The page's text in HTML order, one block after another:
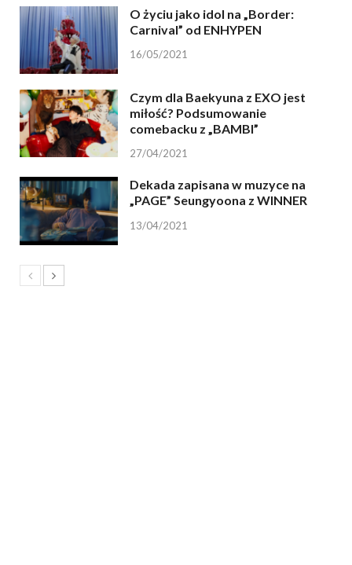
O życiu jako idol na „Border:
Carnival” od ENHYPEN
16/05/2021
Czym dla Baekyuna z EXO jest
miłość? Podsumowanie
comebacku z „BAMBI”
27/04/2021
Dekada zapisana w muzyce na
„PAGE” Seungyoona z WINNER
13/04/2021